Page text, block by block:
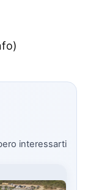
interessarti